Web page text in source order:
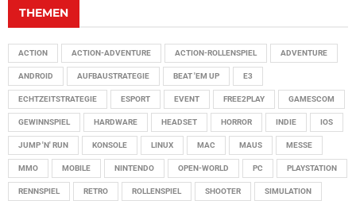
THEMEN
ACTION ACTION-ADVENTURE ACTION-ROLLENSPIEL ADVENTURE
ANDROID AUFBAUSTRATEGIE BEAT 'EM UP E3
ECHTZEITSTRATEGIE ESPORT EVENT FREE2PLAY GAMESCOM
GEWINNSPIEL HARDWARE HEADSET HORROR INDIE IOS
JUMP 'N' RUN KONSOLE LINUX MAC MAUS MESSE
MMO MOBILE NINTENDO OPEN-WORLD PC PLAYSTATION
RENNSPIEL RETRO ROLLENSPIEL SHOOTER SIMULATION